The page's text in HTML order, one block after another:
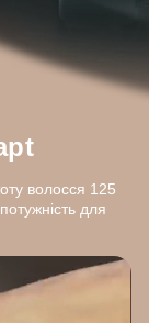
волосся 125
для